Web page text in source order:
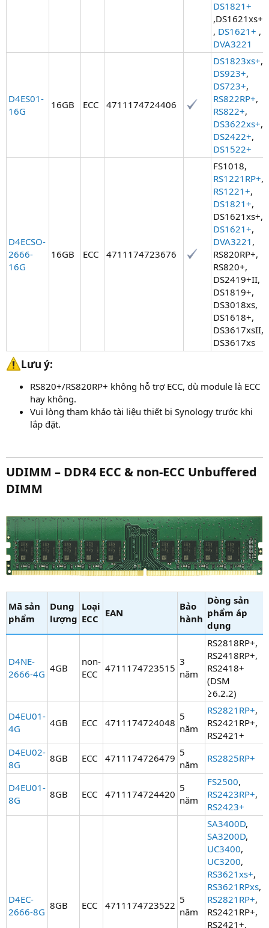
DS1821+
,DS1621xs+
, DS1621+ ,
DVA3221
D4ES01-
16G
16GB ECC 4711174724406
DS1823xs+,
DS923+,
DS723+,
RS822RP+,
RS822+,
DS3622xs+,
DS2422+,
DS1522+
D4ECSO-
2666-
16G
16GB ECC 4711174723676
FS1018,
RS1221RP+,
RS1221+,
DS1821+,
DS1621xs+,
DS1621+,
DVA3221 ,
RS820RP+,
RS820+,
DS2419+II,
DS1819+,
DS3018xs,
DS1618+,
DS3617xsII,
DS3617xs
Lưu ý:​
RS820+/RS820RP+ không hỗ trợ ECC, dù module là ECC
hay không.
Vui lòng tham khảo tài liệu thiết bị Synology trước khi
lắp đặt.
UDIMM – DDR4 ECC & non-ECC Unbuffered
DIMM​
Mã sản
phẩm​
Dung
lượng​
Loại
ECC​
EAN​
Bảo
hành​
Dòng sản
phẩm áp
dụng​
D4NE-
2666-4G 4GB
non-
ECC
4711174723515
3
năm
RS2818RP+,
RS2418RP+,
RS2418+
(DSM
≥6.2.2)
D4EU01-
4G
4GB ECC 4711174724048
5
năm
RS2821RP+,
RS2421RP+,
RS2421+
D4EU02-
8G
8GB ECC 4711174726479 5
năm
RS2825RP+
D4EU01-
8G
8GB ECC 4711174724420
5
năm
FS2500,
RS2423RP+,
RS2423+
D4EC-
2666-8G
8GB ECC 4711174723522 5
năm
SA3400D,
SA3200D,
UC3400,
UC3200,
RS3621xs+,
RS3621RPxs,
RS2821RP+,
RS2421RP+,
RS2421+,